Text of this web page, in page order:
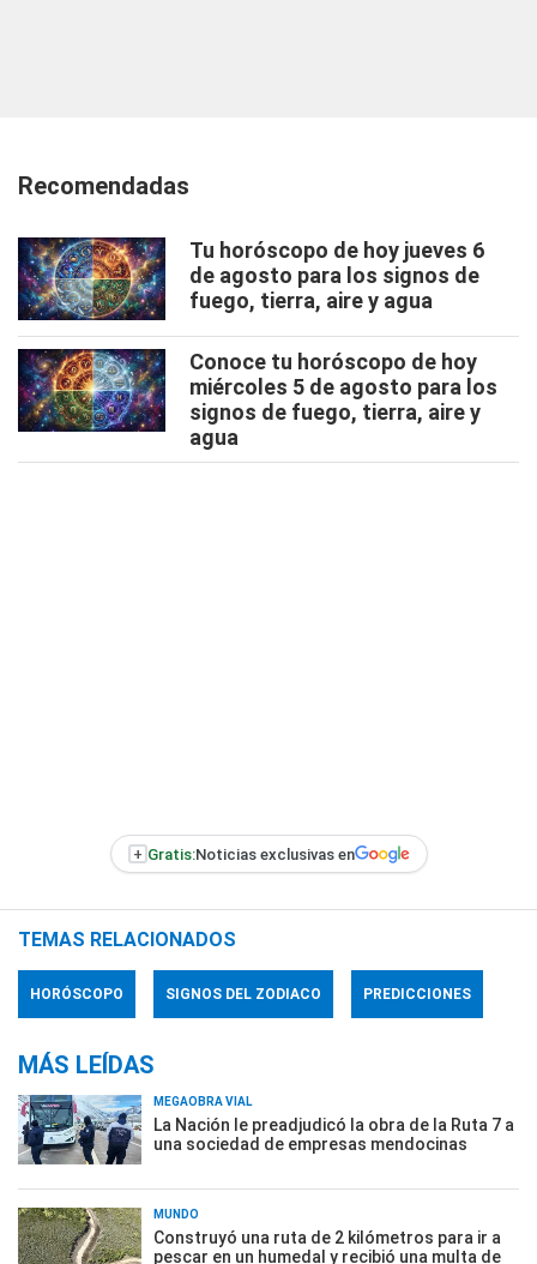
Recomendadas
Tu horóscopo de hoy jueves 6
de agosto para los signos de
fuego, tierra, aire y agua
Conoce tu horóscopo de hoy
miércoles 5 de agosto para los
signos de fuego, tierra, aire y
agua
+ Gratis:Noticias exclusivas en
TEMAS RELACIONADOS
HORÓSCOPO SIGNOS DEL ZODIACO PREDICCIONES
MÁS LEÍDAS
MEGAOBRA VIAL
La Nación le preadjudicó la obra de la Ruta 7 a
una sociedad de empresas mendocinas
MUNDO
Construyó una ruta de 2 kilómetros para ir a
pescar en un humedal y recibió una multa de